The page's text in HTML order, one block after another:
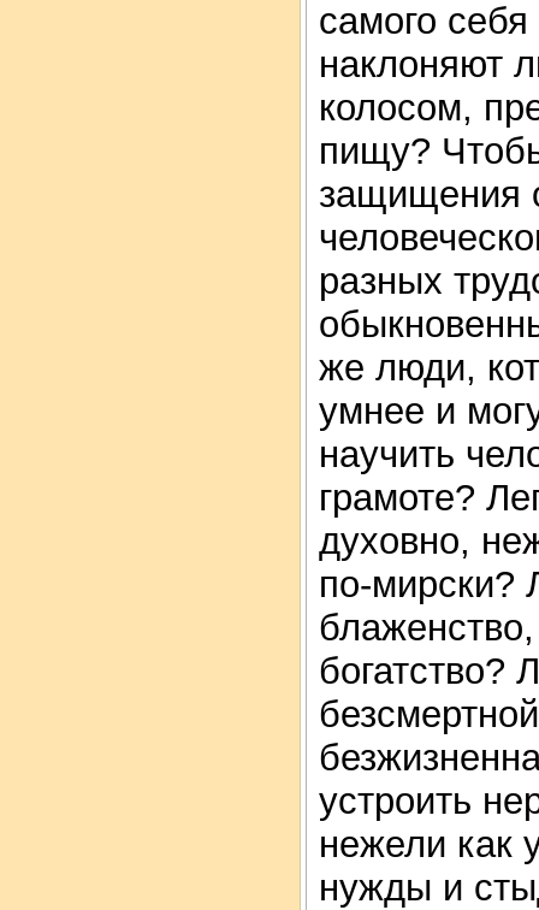
самого
наклоняют
колосом,
пищу?
защищения
разных
же люди,
умнее и
научить
грамоте?
духовно,
по-мирски?
богатство?
устроить
нежели как
нужды и